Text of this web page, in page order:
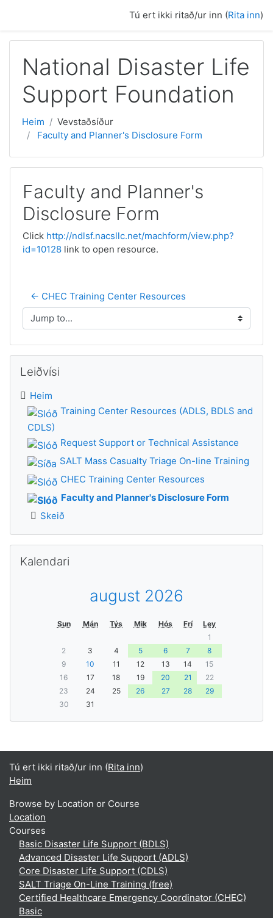
Tú ert ikki ritað/ur inn (Rita inn)
National Disaster Life
Support Foundation
Heim
Vevstaðsíður
Faculty and Planner's Disclosure Form
Faculty and Planner's
Disclosure Form
Click http://ndlsf.nacsllc.net/machform/view.php?
id=10128 link to open resource.
← CHEC Training Center Resources
Jump to...
Leiðvísi
Heim
Training Center Resources (ADLS, BDLS and
CDLS)
Request Support or Technical Assistance
SALT Mass Casualty Triage On-line Training
CHEC Training Center Resources
Faculty and Planner's Disclosure Form
Skeið
Kalendari
august 2026
Sun Mán Týs Mik Hós Frí
Ley
1
2
3 4 5 6 7
8
9
10 11 12 13 14
15
16
17 18 19 20 21
22
23
24 25 26 27 28
29
30
31
Tú ert ikki ritað/ur inn (Rita inn)
Heim
Browse by Location or Course
Location
Courses
Basic Disaster Life Support (BDLS)
Advanced Disaster Life Support (ADLS)
Core Disaster Life Support (CDLS)
SALT Triage On-Line Training (free)
Certified Healthcare Emergency Coordinator (CHEC)
Basic